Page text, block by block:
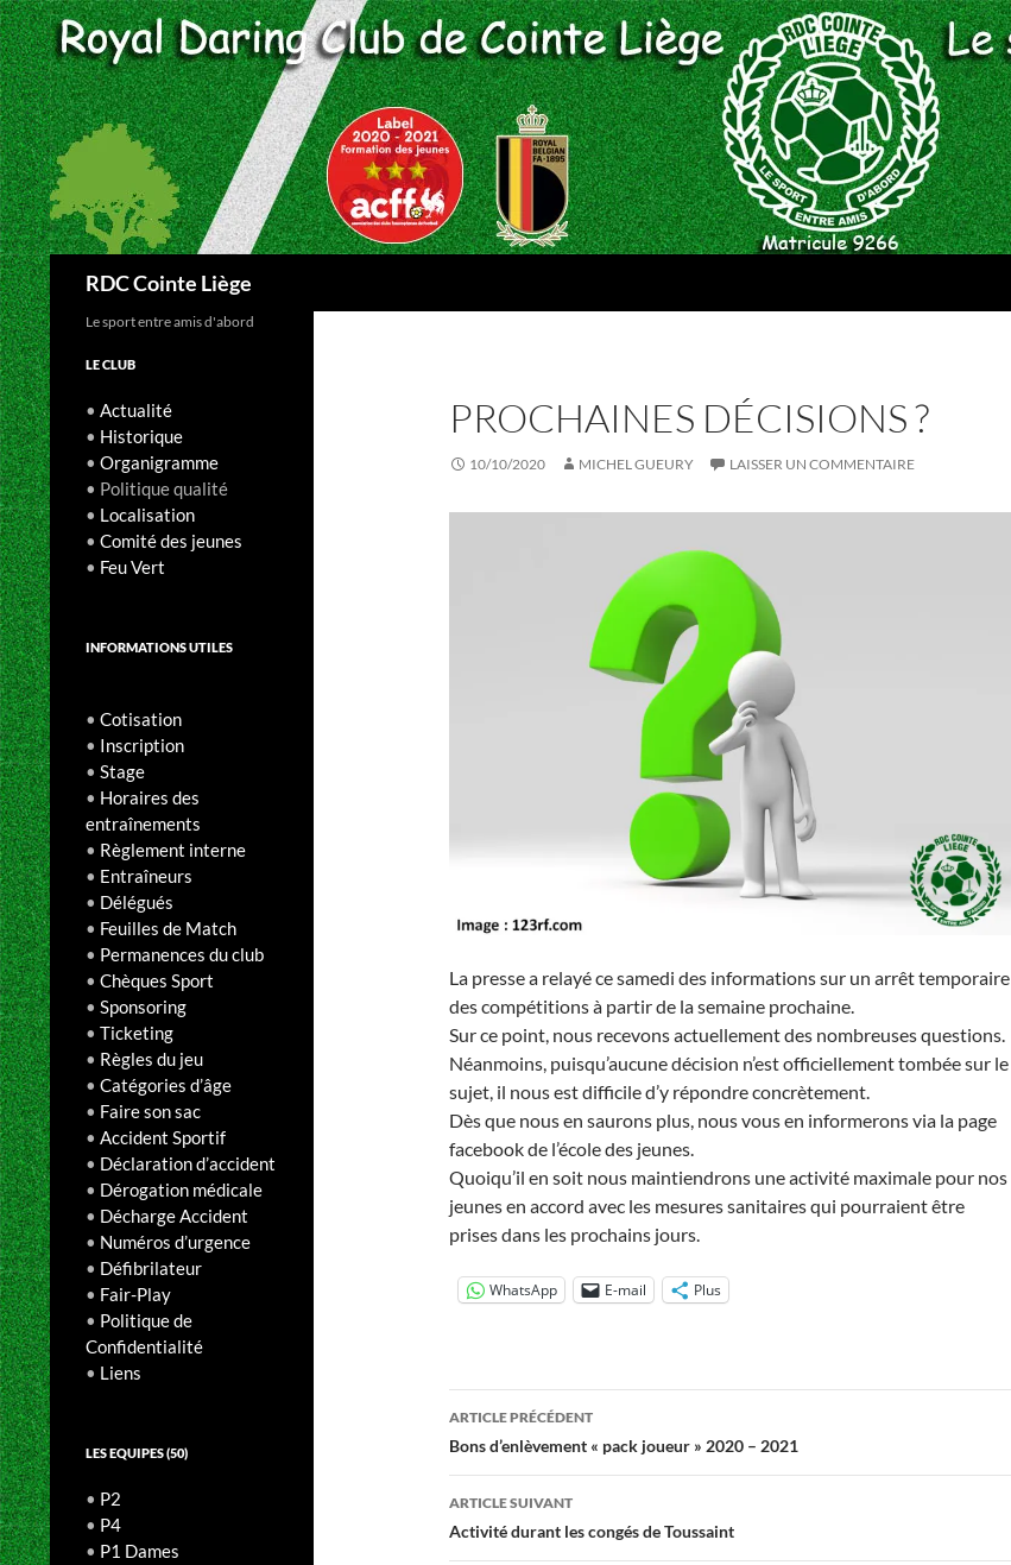
Aller
au
contenu
RDC Cointe Liège
PROCHAINES DÉCISIONS ?
10/10/2020 MICHEL GUEURY LAISSER UN COMMENTAIRE
La presse a relayé ce samedi des informations sur un arrêt temporaire
des compétitions à partir de la semaine prochaine.
Sur ce point, nous recevons actuellement des nombreuses questions.
Néanmoins, puisqu’aucune décision n’est officiellement tombée sur le
sujet, il nous est difficile d’y répondre concrètement.
Dès que nous en saurons plus, nous vous en informerons via la page
facebook de l’école des jeunes.
Quoiqu’il en soit nous maintiendrons une activité maximale pour nos
jeunes en accord avec les mesures sanitaires qui pourraient être
prises dans les prochains jours.
WhatsApp E-mail Plus
Navigation
des
articles
ARTICLE PRÉCÉDENT
Bons d’enlèvement « pack joueur » 2020 – 2021
ARTICLE SUIVANT
Activité durant les congés de Toussaint
Le sport entre amis d'abord
LE CLUB
• Actualité
• Historique
• Organigramme
• Politique qualité
• Localisation
• Comité des jeunes
• Feu Vert
INFORMATIONS UTILES
• Cotisation
• Inscription
• Stage
• Horaires des
entraînements
• Règlement interne
• Entraîneurs
• Délégués
• Feuilles de Match
• Permanences du club
• Chèques Sport
• Sponsoring
• Ticketing
• Règles du jeu
• Catégories d’âge
• Faire son sac
• Accident Sportif
• Déclaration d’accident
• Dérogation médicale
• Décharge Accident
• Numéros d’urgence
• Défibrilateur
• Fair-Play
• Politique de
Confidentialité
• Liens
LES EQUIPES (50)
• P2
• P4
• P1 Dames